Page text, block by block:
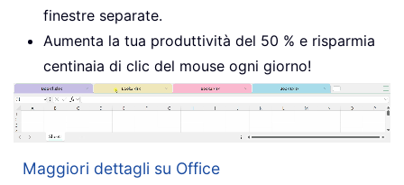
finestre separate.
Aumenta la tua produttività del 50 % e risparmia
centinaia di clic del mouse ogni giorno!
Maggiori dettagli su Office